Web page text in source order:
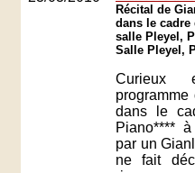
Récital de
dans le cadre
salle Pleyel,
Salle Pleyel,
Curieux
dans le
Piano****
par un
ne fait